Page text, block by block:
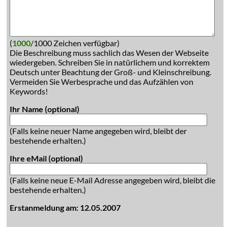
(1000/1000 Zeichen verfügbar)
Die Beschreibung muss sachlich das Wesen der Webseite
wiedergeben. Schreiben Sie in natürlichem und korrektem
Deutsch unter Beachtung der Groß- und Kleinschreibung.
Vermeiden Sie Werbesprache und das Aufzählen von
Keywords!
Ihr Name (optional)
(Falls keine neuer Name angegeben wird, bleibt der
bestehende erhalten.)
Ihre eMail (optional)
(Falls keine neue E-Mail Adresse angegeben wird, bleibt die
bestehende erhalten.)
Erstanmeldung am: 12.05.2007